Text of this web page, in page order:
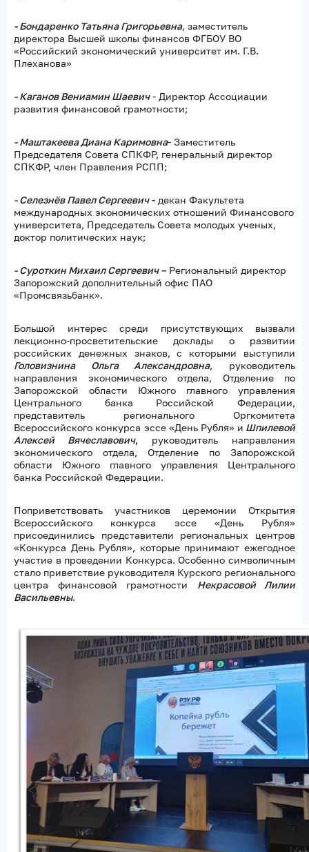
- Бондаренко Татьяна Григорьевна, заместитель
директора Высшей школы финансов ФГБОУ ВО
«Российский экономический университет им. Г.В.
Плеханова»
- Каганов Вениамин Шаевич - Директор Ассоциации
развития финансовой грамотности;
- Маштакеева Диана Каримовна- Заместитель
Председателя Совета СПКФР, генеральный директор
СПКФР, член Правления РСПП;
- Селезнёв Павел Сергеевич- декан Факультета
международных экономических отношений Финансового
университета, Председатель Совета молодых ученых,
доктор политических наук;
- Суроткин Михаил Сергеевич– Региональный директор
Запорожский дополнительный офис ПАО
«Промсвязьбанк».
Большой интерес среди присутствующих вызвали
лекционно-просветительские доклады о развитии
российских денежных знаков, с которыми выступили
Головизнина Ольга Александровна, руководитель
направления экономического отдела, Отделение по
Запорожской области Южного главного управления
Центрального банка Российской Федерации,
представитель регионального Оргкомитета
Всероссийского конкурса эссе «День Рубля» и Шпилевой
Алексей Вячеславович, руководитель направления
экономического отдела, Отделение по Запорожской
области Южного главного управления Центрального
банка Российской Федерации.
Поприветствовать участников церемонии Открытия
Всероссийского конкурса эссе «День Рубля»
присоединились представители региональных центров
«Конкурса День Рубля», которые принимают ежегодное
участие в проведении Конкурса. Особенно символичным
стало приветствие руководителя Курского регионального
центра финансовой грамотности Некрасовой Лилии
Васильевны.